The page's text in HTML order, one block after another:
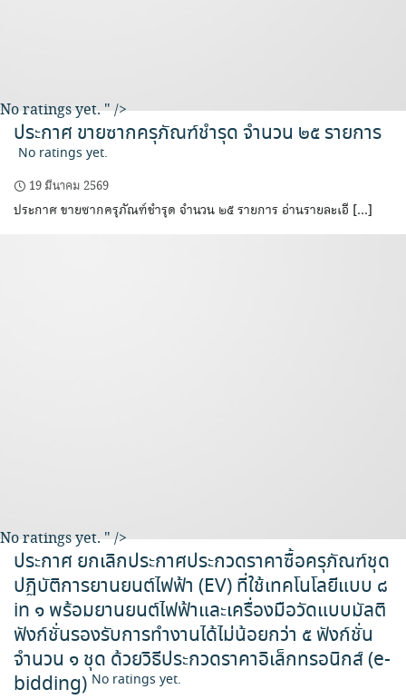
No ratings yet." />
ประกาศ ขายซากครุภัณฑ์ชำรุด จำนวน ๒๕ รายการ
No ratings yet.
19 มีนาคม 2569
ประกาศ ขายซากครุภัณฑ์ชำรุด จำนวน ๒๕ รายการ อ่านรายละเอี […]
No ratings yet." />
ประกาศ ยกเลิกประกาศประกวดราคาซื้อครุภัณฑ์ชุด
ปฏิบัติการยานยนต์ไฟฟ้า (EV) ที่ใช้เทคโนโลยีแบบ ๘
in ๑ พร้อมยานยนต์ไฟฟ้าและเครื่องมือวัดแบบมัลติ
ฟังก์ชั่นรองรับการทำงานได้ไม่น้อยกว่า ๕ ฟังก์ชั่น
จำนวน ๑ ชุด ด้วยวิธีประกวดราคาอิเล็กทรอนิกส์ (e-
bidding) No ratings yet.